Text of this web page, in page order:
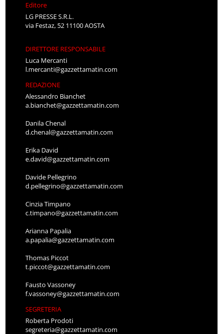
Editore
LG PRESSE S.R.L.
via Festaz, 52 11100 AOSTA
DIRETTORE RESPONSABILE
Luca Mercanti
l.mercanti@gazzettamatin.com
REDAZIONE
Alessandro Bianchet
a.bianchet@gazzettamatin.com
Danila Chenal
d.chenal@gazzettamatin.com
Erika David
e.david@gazzettamatin.com
Davide Pellegrino
d.pellegrino@gazzettamatin.com
Cinzia Timpano
c.timpano@gazzettamatin.com
Arianna Papalia
a.papalia@gazzettamatin.com
Thomas Piccot
t.piccot@gazzettamatin.com
Fausto Vassoney
f.vassoney@gazzettamatin.com
SEGRETERIA
Roberta Prodoti
segreteria@gazzettamatin.com